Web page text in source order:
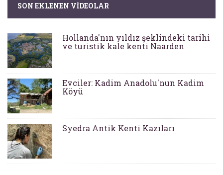
SON EKLENEN VIDEOLAR
Hollanda'nın yıldız şeklindeki tarihi
ve turistik kale kenti Naarden
Evciler: Kadim Anadolu'nun Kadim
Köyü
Syedra Antik Kenti Kazıları